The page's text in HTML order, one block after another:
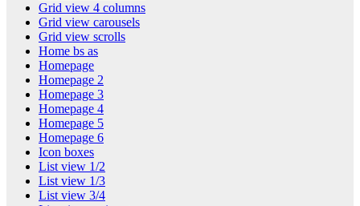
Grid view 4 columns
Grid view carousels
Grid view scrolls
Home bs as
Homepage
Homepage 2
Homepage 3
Homepage 4
Homepage 5
Homepage 6
Icon boxes
List view 1/2
List view 1/3
List view 3/4